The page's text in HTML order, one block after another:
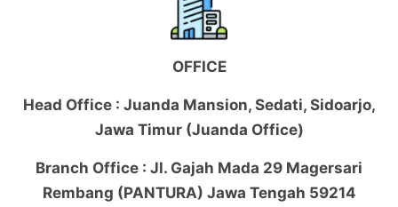
OFFICE
Head Office : Juanda Mansion, Sedati, Sidoarjo,
Jawa Timur (Juanda Office)
Branch Office : Jl. Gajah Mada 29 Magersari
Rembang (PANTURA) Jawa Tengah 59214